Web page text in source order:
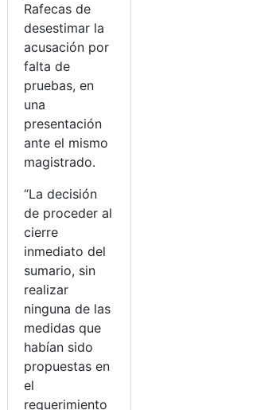
Rafecas de
desestimar la
acusación por
falta de
pruebas, en
una
presentación
ante el mismo
magistrado.
“La decisión
de proceder al
cierre
inmediato del
sumario, sin
realizar
ninguna de las
medidas que
habían sido
propuestas en
el
requerimiento